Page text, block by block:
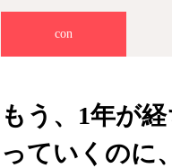
con
もう、1年が
っていくのに